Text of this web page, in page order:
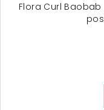
Flora Curl